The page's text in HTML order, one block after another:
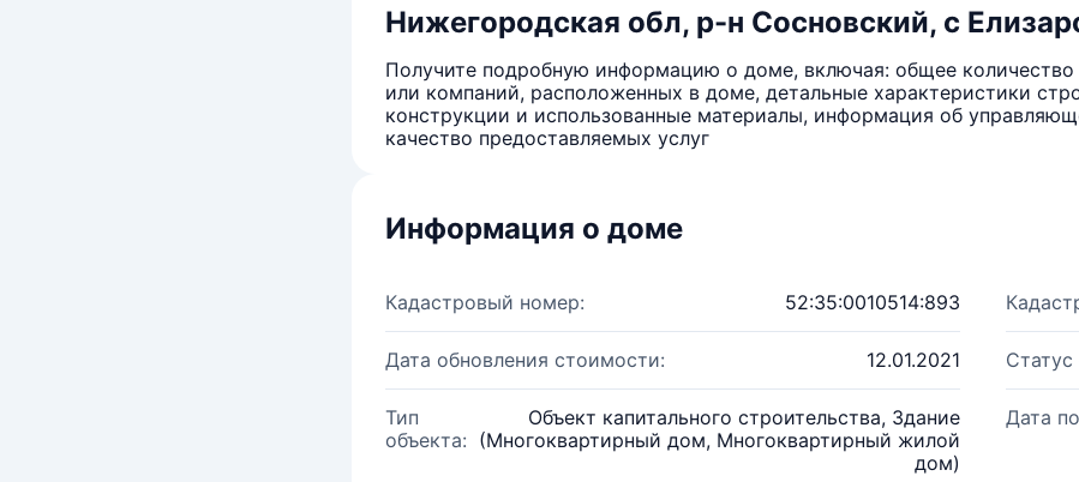
Нижегородская обл, р-н Сосновский, с
Получите подробную информацию о доме, включая: общее количество
или компаний, расположенных в доме, детальные характеристики
конструкции и использованные материалы, информация об
качество предоставляемых услуг
Информация о доме
Кадастровый номер: 52:35:0010514:893
Дата обновления стоимости: 12.01.2021 Статус
Тип
объекта:
Объект капитального строительства, Здание
(Многоквартирный дом, Многоквартирный жилой
дом)
Дата